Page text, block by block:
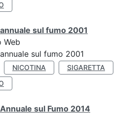
sul fumo 2001
Web
sul fumo 2001
NICOTINA
SIGARETTA
sul Fumo 2014